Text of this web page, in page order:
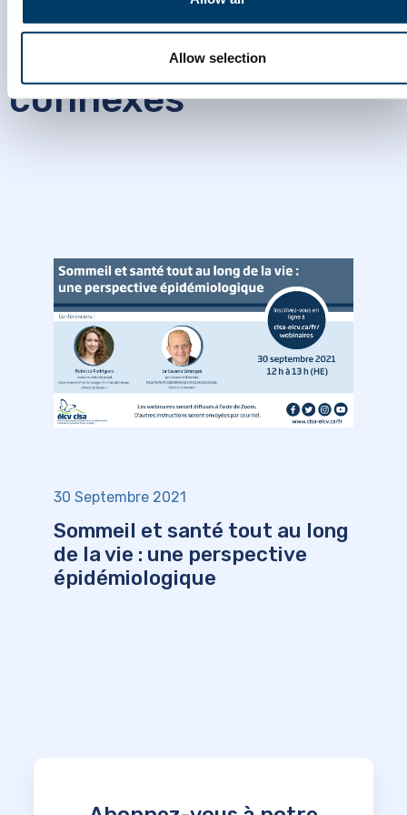
Allow selection
Webinaires
connexes
30 Septembre 2021
Sommeil et santé tout au long
de la vie : une perspective
épidémiologique